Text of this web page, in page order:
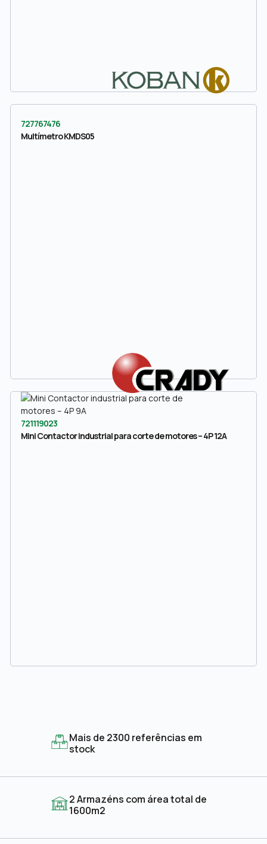
727767476
Multímetro KMDS05
721119023
Mini Contactor industrial para corte de motores – 4P 12A
Mais de 2300 referências em
stock
2 Armazéns com área total de
1600m2